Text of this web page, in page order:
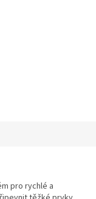
pro rychlé a